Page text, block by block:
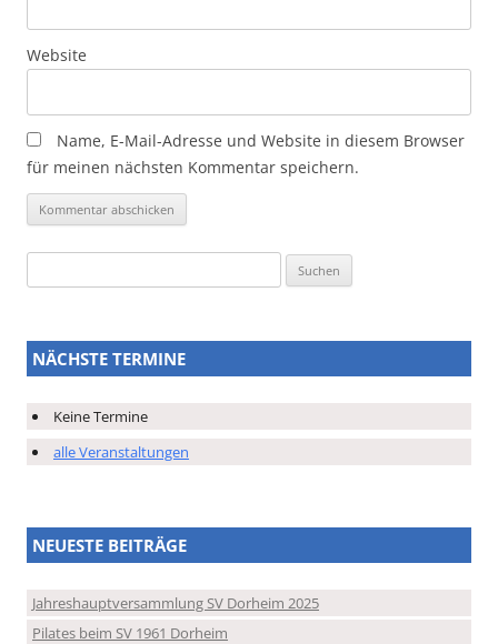
Website
Name, E-Mail-Adresse und Website in diesem Browser
für meinen nächsten Kommentar speichern.
nach:
NÄCHSTE TERMINE
Keine Termine
alle Veranstaltungen
NEUESTE BEITRÄGE
Jahreshauptversammlung SV Dorheim 2025
Pilates beim SV 1961 Dorheim